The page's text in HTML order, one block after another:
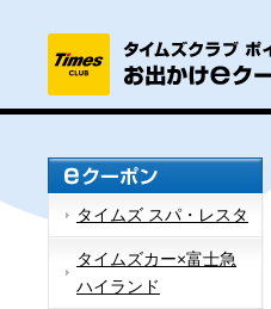
タイムズ スパ・レスタ
タイムズカー×富士急
ハイランド